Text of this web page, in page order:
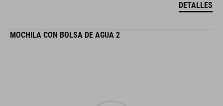
DETALLES
MOCHILA CON BOLSA DE AGUA 2